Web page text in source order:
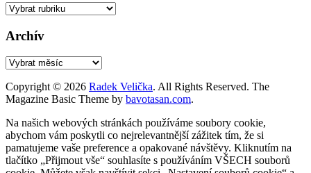
Rubriky
Archív
Archív
Copyright © 2026 Radek Velička. All Rights Reserved. The
Magazine Basic Theme by bavotasan.com.
Na našich webových stránkách používáme soubory cookie,
abychom vám poskytli co nejrelevantnější zážitek tím, že si
pamatujeme vaše preference a opakované návštěvy. Kliknutím na
tlačítko „Přijmout vše“ souhlasíte s používáním VŠECH souborů